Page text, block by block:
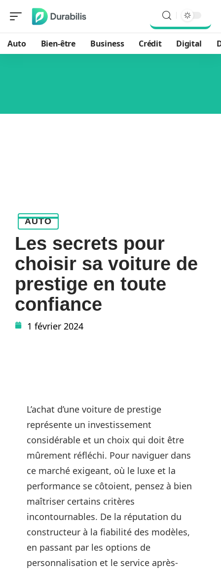
Auto Bien-être Business Crédit Digital
AUTO
Les secrets pour
choisir sa voiture de
prestige en toute
confiance
1 février 2024
L’achat d’une voiture de prestige
représente un investissement
considérable et un choix qui doit être
mûrement réfléchi. Pour naviguer dans
ce marché exigeant, où le luxe et la
performance se côtoient, pensez à bien
maîtriser certains critères
incontournables. De la réputation du
constructeur à la fiabilité des modèles,
en passant par les options de
personnalisation et le service après-